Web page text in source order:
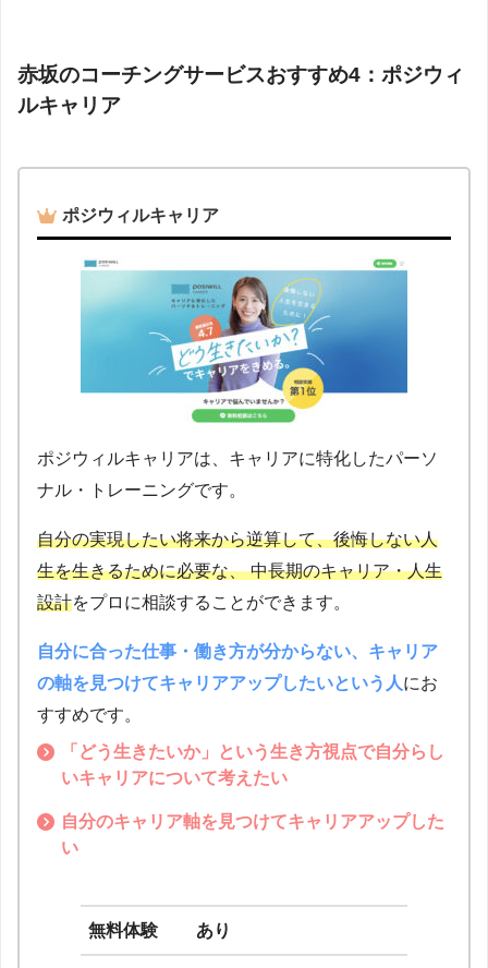
赤坂のコーチングサービスおすすめ4：ポジウィ
ルキャリア
ポジウィルキャリア
ポジウィルキャリアは、キャリアに特化したパーソ
ナル・トレーニングです。
自分の実現したい将来から逆算して、後悔しない人
生を生きるために必要な、 中長期のキャリア・人生
設計をプロに相談することができます。
自分に合った仕事・働き方が分からない、キャリア
の軸を見つけてキャリアアップしたいという人にお
すすめです。
「どう生きたいか」という生き方視点で自分らし
いキャリアについて考えたい
自分のキャリア軸を見つけてキャリアアップした
い
無料体験 あり